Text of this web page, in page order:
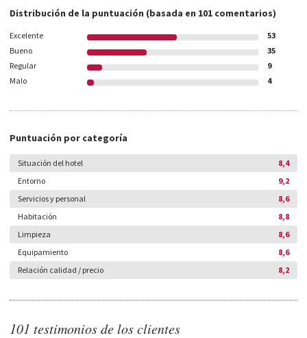
Distribución de la puntuación (basada en 101 comentarios)
Excelente
53
Bueno
35
Regular
9
Malo
4
Puntuación por categoría
Situación del hotel
8,4
Entorno
9,2
Servicios y personal
8,6
Habitación
8,8
Limpieza
8,6
Equipamiento
8,6
Relación calidad / precio
8,2
101 testimonios de los clientes